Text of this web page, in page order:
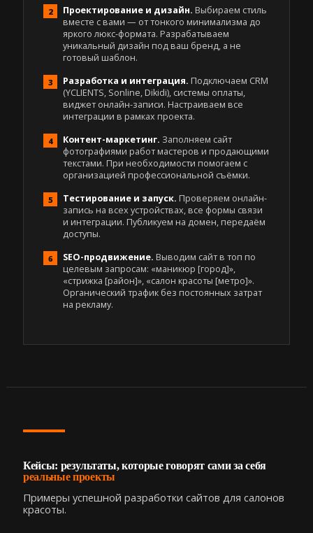
Проектирование и дизайн. Выбираем стиль
вместе с вами — от тонкого минимализма до
яркого люкс-формата. Разрабатываем
уникальный дизайн под ваш бренд, а не
готовый шаблон.
Разработка и интеграция. Подключаем CRM
(YCLIENTS, Sonline, Dikidi), системы оплаты,
виджет онлайн-записи. Настраиваем все
интеграции в рамках проекта.
Контент-маркетинг. Заполняем сайт
фотографиями работ мастеров и продающими
текстами. При необходимости помогаем с
организацией профессиональной съёмки.
Тестирование и запуск. Проверяем онлайн-
запись на всех устройствах, все формы связи
и интеграции. Публикуем на домен, передаём
доступы.
SEO-продвижение. Выводим сайт в топ по
целевым запросам: «маникюр [город]»,
«стрижка [район]», «салон красоты [метро]».
Органический трафик без постоянных затрат
на рекламу.
Кейсы: результаты, которые говорят сами за себя
реальные проекты
Примеры успешной разработки сайтов для салонов
красоты.